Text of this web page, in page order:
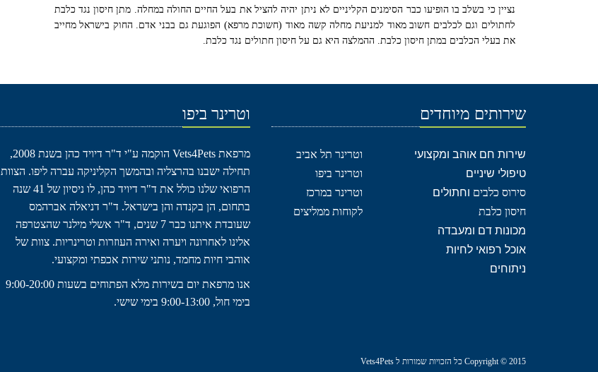
נציין כי בשלב בו הופיעו כבר הסימנים הקליניים לא ניתן יהיה להציל את בעל החיים החולה במחלה. מתן חיסון נגד כלבת
לחתולים וגם לכלבים חשוב מאוד למניעת מחלה קשה מאוד (חשוכת מרפא) הפוגעת גם בבני אדם. החוק בישראל מחייב
את בעלי הכלבים במתן חיסון כלבת. ההמלצה היא גם על חיסון חתולים נגד כלבת.
שירותים מיוחדים
שירות חם אוהב ומקצועי
וטרינר תל אביב
טיפולי שיניים
וטרינר ביפו
סירוס כלבים וחתולים
וטרינר במרכז
חיסון כלבת
לקוחות ממליצים
מכונות דם ומעבדה
אוכל רפואי לחיות
ניתוחים
וטרינר ביפו
מרפאת Vets4Pets הוקמה ע"י ד"ר דיויד כהן בשנת 2008,
תחילה ישבנו בהרצליה ובהמשך הקליניקה עברה ליפו. הצוות
הרפואי שלנו כולל את ד"ר דיויד כהן, לו ניסיון של 41 שנה
בתחום, הן בקנדה והן בישראל. ד"ר דניאלה אברהמס
שעובדת איתנו כבר 7 שנים, ד"ר אשלי מילנר שהצטרפה
אלינו לאחרונה ויערה ואירה העוזרות וטרינריות. צוות של
אוהבי חיות מחמד, נותני שירות אכפתי ומקצועי.
אנו מרפאת יום בשירות מלא הפתוחים בשעות 9:00-20:00
בימי חול, 9:00-13:00 בימי שישי.
Copyright © 2015 כל הזכויות שמורות ל Vets4Pets